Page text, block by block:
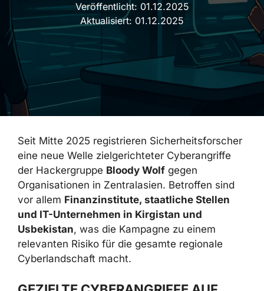
Veröffentlicht:01.12.2025
Aktualisiert:01.12.2025
Seit Mitte 2025 registrieren
Sicherheitsforscher eine neue Welle
zielgerichteter Cyberangriffe der
HackergruppeBloody Wolfgegen
Organisationen in Zentralasien. Betroffen sind
vor allemFinanzinstitute, staatliche Stellen
und IT-Unternehmen in Kirgistan und
Usbekistan, was die Kampagne zu einem
relevanten Risiko für die gesamte regionale